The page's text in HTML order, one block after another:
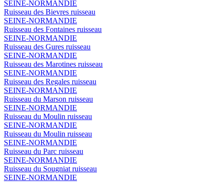
SEINE-NORMANDIE
Ruisseau des Bievres ruisseau
SEINE-NORMANDIE
Ruisseau des Fontaines ruisseau
SEINE-NORMANDIE
Ruisseau des Gures ruisseau
SEINE-NORMANDIE
Ruisseau des Marotines ruisseau
SEINE-NORMANDIE
Ruisseau des Regales ruisseau
SEINE-NORMANDIE
Ruisseau du Marson ruisseau
SEINE-NORMANDIE
Ruisseau du Moulin ruisseau
SEINE-NORMANDIE
Ruisseau du Moulin ruisseau
SEINE-NORMANDIE
Ruisseau du Parc ruisseau
SEINE-NORMANDIE
Ruisseau du Sougniat ruisseau
SEINE-NORMANDIE